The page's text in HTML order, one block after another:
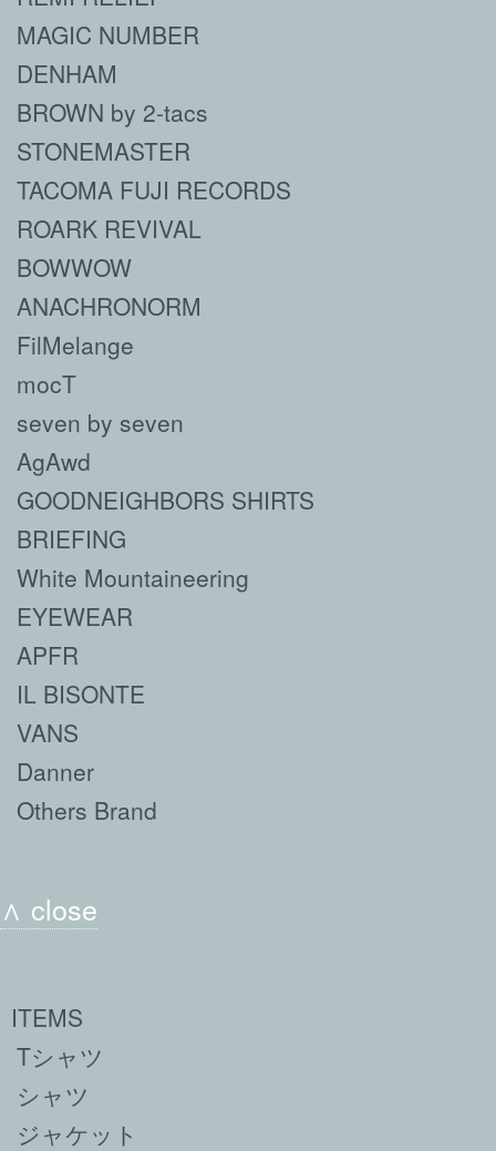
MAGIC NUMBER
DENHAM
BROWN by 2-tacs
STONEMASTER
TACOMA FUJI RECORDS
ROARK REVIVAL
BOWWOW
ANACHRONORM
FilMelange
mocT
seven by seven
AgAwd
GOODNEIGHBORS SHIRTS
BRIEFING
White Mountaineering
EYEWEAR
APFR
IL BISONTE
VANS
Danner
Others Brand
∧ close
ITEMS
Tシャツ
シャツ
ジャケット